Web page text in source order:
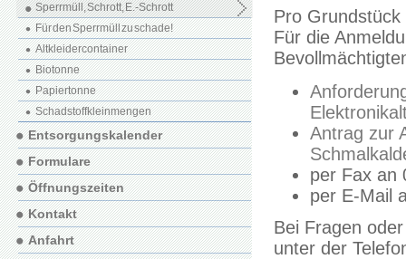
Pro Grundstück
Für die
Antrag zur
per Fax an
per E-Mail
Bei Fragen
unter der
Sperrmüll, Schrott, E.-Schrott
Für den Sperrmüll zu schade!
Altkleidercontainer
Biotonne
Papiertonne
Schadstoffkleinmengen
Entsorgungskalender
Formulare
Öffnungszeiten
Kontakt
Anfahrt